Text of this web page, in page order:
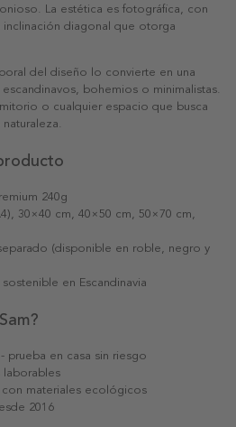
La estética es fotográfica, con
diagonal que otorga
del diseño lo convierte en una
bohemios o minimalistas.
o cualquier espacio que busca
240g
30×40 cm, 40×50 cm, 50×70 cm,
(disponible en roble, negro y
en Escandinavia
prueba en casa sin riesgo
laborables
materiales ecológicos
2016